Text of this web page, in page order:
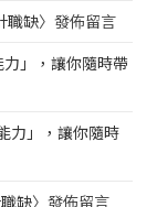
職缺〉發佈留言
力」，讓你隨時帶
力」，讓你隨時
缺〉發佈留言